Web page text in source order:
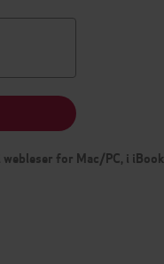
for Mac/PC, i